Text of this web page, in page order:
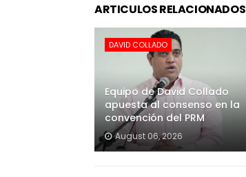
ARTICULOS RELACIONADOS
DAVID COLLADO
Equipo de David Collado
apuesta al consenso en la
convención del PRM
August 06, 2026